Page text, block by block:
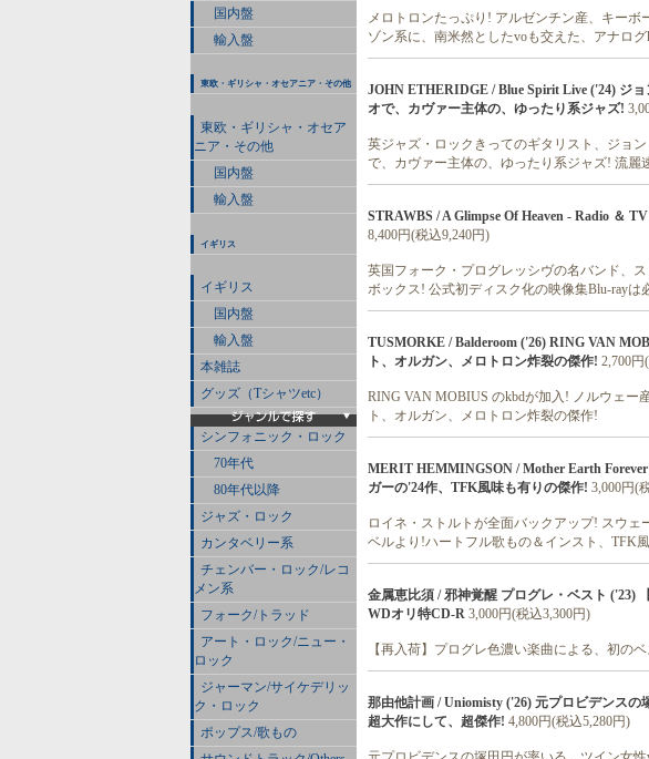
国内盤
輸入盤
東欧・ギリシャ・オセアニア・その他
東欧・ギリシャ・オセア
ニア・その他
国内盤
輸入盤
イギリス
イギリス
国内盤
輸入盤
本雑誌
グッズ（Tシャツetc）
シンフォニック・ロック
70年代
80年代以降
ジャズ・ロック
カンタベリー系
チェンバー・ロック/レコ
メン系
フォーク/トラッド
アート・ロック/ニュー・
ロック
ジャーマン/サイケデリッ
ク・ロック
ポップス/歌もの
メロトロンたっぷり! アルゼンチン産、キー
ゾン系に、南米然としたvoも交えた、アナロ
JOHN ETHERIDGE / Blue Spirit Live ('24) ジ
オで、カヴァー主体の、ゆったり系ジャズ!
英ジャズ・ロックきってのギタリスト、ジョ
で、カヴァー主体の、ゆったり系ジャズ! 流麗
STRAWBS / A Glimpse Of Heaven - Radio ＆
8,400円(税込9,240円)
英国フォーク・プログレッシヴの名バンド、
ボックス! 公式初ディスク化の映像集Blu-rayは
TUSMORKE / Balderoom ('26) RING VAN
ト、オルガン、メロトロン炸裂の傑作! 2,700円
RING VAN MOBIUS のkbdが加入! ノルウェー
ト、オルガン、メロトロン炸裂の傑作!
MERIT HEMMINGSON / Mother Earth
ガーの'24作、TFK風味も有りの傑作! 3,000円(
ロイネ・ストルトが全面バックアップ! スウェ
ベルより!ハートフル歌もの＆インスト、TFK
金属恵比須 / 邪神覚醒 プログレ・ベスト ('23)
WDオリ特CD-R 3,000円(税込3,300円)
【再入荷】プログレ色濃い楽曲による、初の
那由他計画 / Uniomisty ('26) 元プロビデンス
超大作にして、超傑作! 4,800円(税込5,280円)